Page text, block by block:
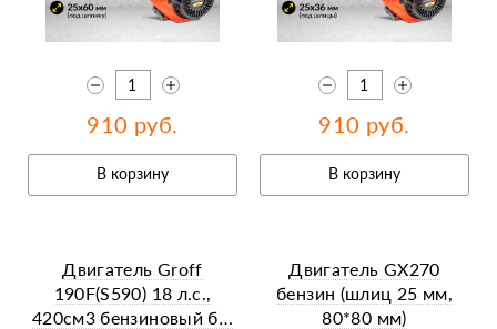
910 руб.
В корзину
910 руб.
В корзину
Двигатель Groff
190F(S590) 18 л.с.,
420см3 бензиновый б…
Двигатель GX270
бензин (шлиц 25 мм,
80*80 мм)